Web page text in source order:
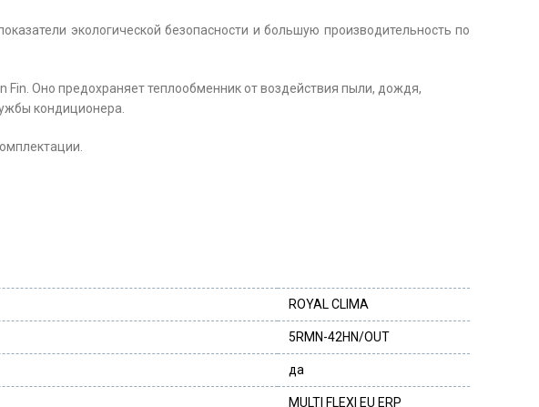
экологической безопасности и большую производительность по
Оно предохраняет теплообменник от воздействия пыли, дождя,
кондиционера.
ROYAL CLIMA
5RMN-42HN/OUT
да
MULTI FLEXI EU ERP